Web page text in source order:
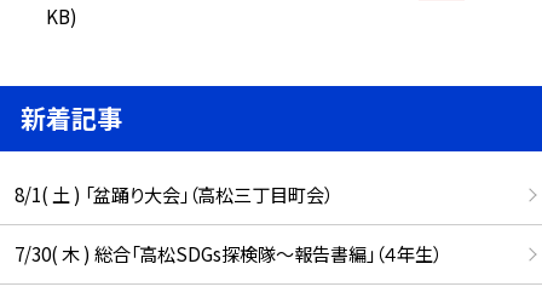
KB)
新着記事
8/1( 土 ) 「盆踊り大会」（高松三丁目町会）
7/30( 木 ) 総合「高松SDGs探検隊〜報告書編」（４年生）